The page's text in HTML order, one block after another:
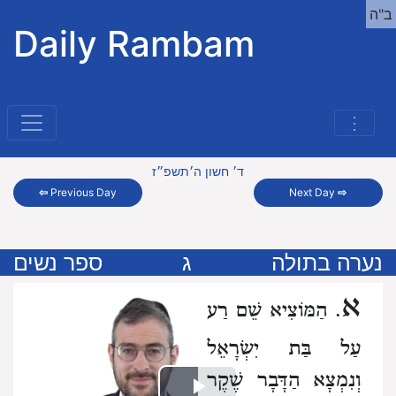
Daily Rambam
⋮
ב"ה
⇦ Previous Day
ד׳ חשון ה׳תשפ״ז
Next Day⇨
נערה בתולה ג ספר נשים
א. הַמּוֹצִיא שֵׁם רַע
עַל בַּת יִשְׂרָאֵל
וְנִמְצָא הַדָּבָר שֶׁקֶר